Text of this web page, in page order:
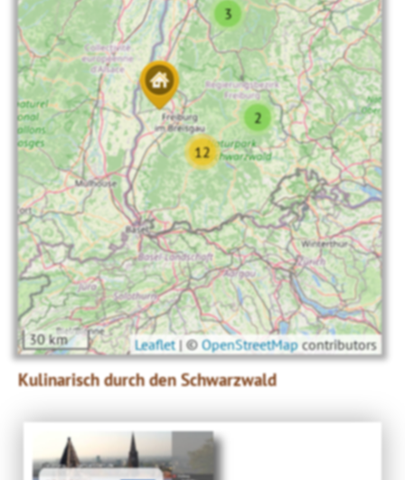
3
2
12
30 km Leaflet |© OpenStreetMap contributors
Kulinarisch durch den Schwarzwald